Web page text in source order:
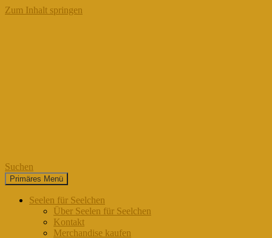
Zum Inhalt springen
Seelen für Seelchen
Suchen
Primäres Menü
Seelen für Seelchen
Über Seelen für Seelchen
Kontakt
Merchandise kaufen